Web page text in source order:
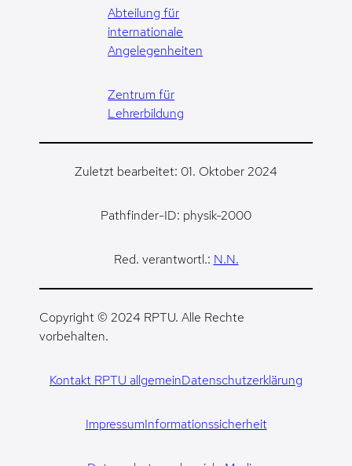
Abteilung für
internationale
Angelegenheiten
Zentrum für
Lehrerbildung
Zuletzt bearbeitet: 01. Oktober 2024
Pathfinder-ID: physik-2000
Red. verantwortl.: N.N.
Copyright © 2024 RPTU. Alle Rechte
vorbehalten.
Kontakt RPTU allgemeinDatenschutzerklärung
ImpressumInformationssicherheit